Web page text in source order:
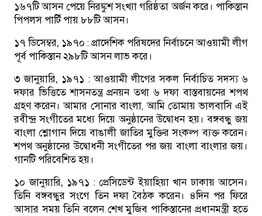
১৬৭টি আসন পেয়ে নিরঙ্কুশ সংখ্যা গরিষ্ঠতা অর্জন করে। পাকিস্তান
পিপলস পার্টি পায় ৮৮টি আসন।
১৭ ডিসেম্বর, ১৯৭০ : প্রাদেশিক পরিষদের নির্বাচনে আওয়ামী লীগ
পূর্ব পাকিস্তান ২৯৮টি আসন লাভ করে।
৩ জানুয়ারি, ১৯৭১ : আওয়ামী লীগের সকল নির্বাচিত সদস্য ৬
দফার ভিত্তিতে শাসনতন্ত্র প্রনয়ন তথা ৬ দফা বাস্তবায়নের শপথ
গ্রহণ করেন। আমার সোনার বাংলা, আমি তোমায় ভালবাসি এই
রবীন্দ্র সংগীতের মধ্যে দিয়ে অনুষ্ঠানের উদ্বোধন হয়। বঙ্গবন্ধু জয়
বাংলা শ্লোগান দিয়ে বাঙালী জাতির মুক্তির সংকল্প ব্যক্ত করেন।
শপথ অনুষ্ঠানের উদ্বোধনী সংগীতের পর জয় বাংলা বাংলার জয়।
গানটি পরিবেশিত হয়।
১০ জানুয়ারি, ১৯৭১ : প্রেসিডেন্ট ইয়াহিয়া খান ঢাকায় আসেন।
তিনি বঙ্গবন্ধুর সংগে তিন দফা বৈঠক করেন। ৪দিন পর ফিরে
আসার সময় তিনি বলেন শেখ মুজিব পাকিস্তানের প্রধানমন্ত্রী হতে